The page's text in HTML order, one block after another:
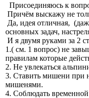
Присоединяюсь к
Причём выскажу не
Да, идея отличная,
основных задач,
И я двумя руками за 2
1.( см. 1 вопрос) не
правилам которые
2. Не увлекаться
3. Ставить мишени при
мишенями.
4. Соблюдать временной